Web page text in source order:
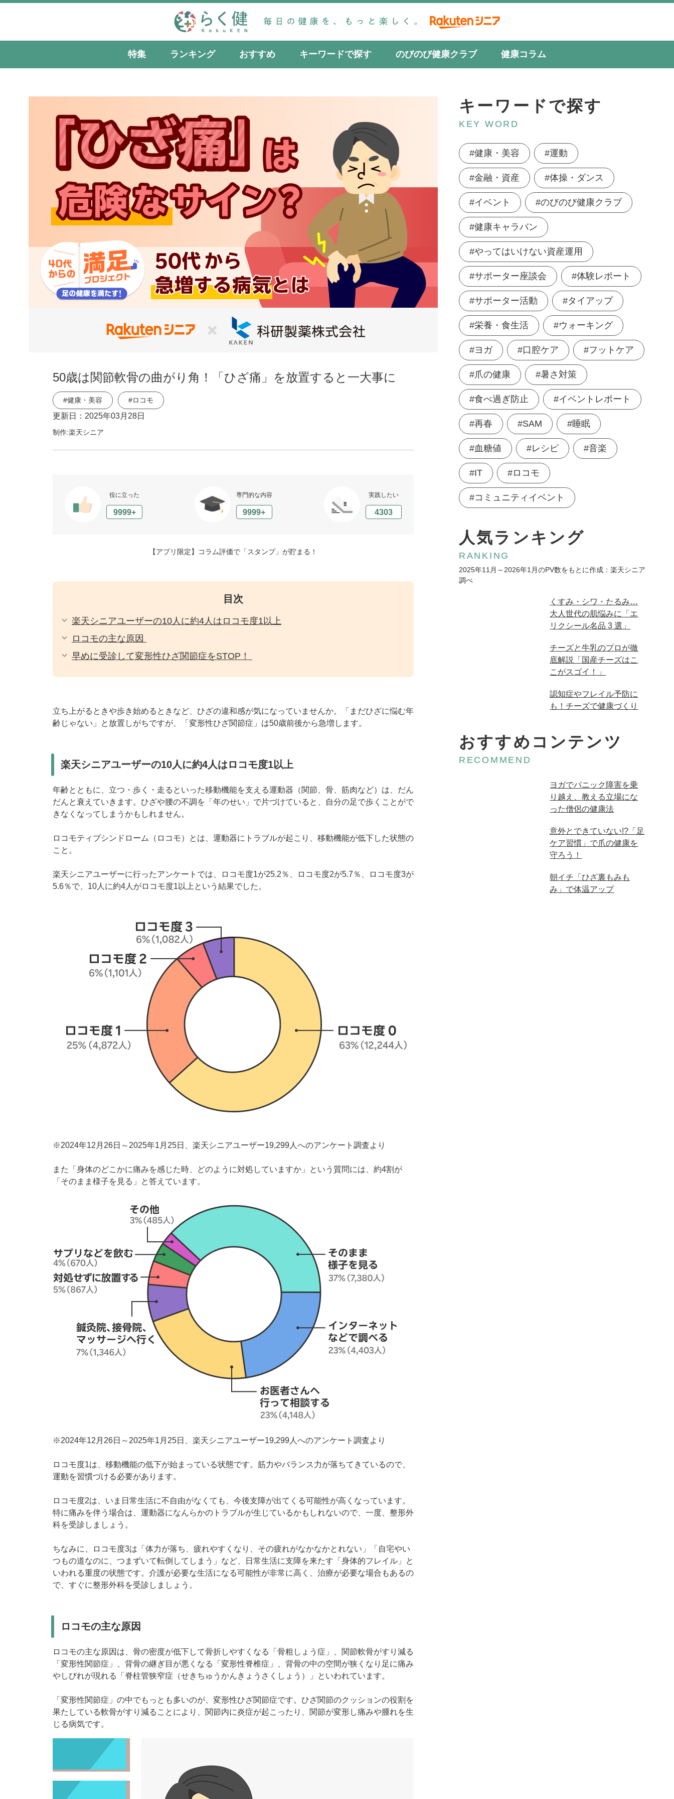
特集 ランキング おすすめ キーワードで探す のびのび健康クラブ 健康コラム
50歳は関節軟骨の曲がり角！「ひざ痛」を放置すると一大事に
#健康・美容 #ロコモ
更新日： 2025年03月28日
制作:楽天シニア
役に立った
9999+
専門的な内容
9999+
実践したい
4303
【アプリ限定】コラム評価で「スタンプ」が貯まる！
目次
楽天シニアユーザーの10人に約4人はロコモ度1以上
ロコモの主な原因
早めに受診して変形性ひざ関節症をSTOP！
立ち上がるときや歩き始めるときなど、ひざの違和感が気になっていませんか。「まだひざに悩む年
齢じゃない」と放置しがちですが、「変形性ひざ関節症」は50歳前後から急増します。
楽天シニアユーザーの10人に約4人はロコモ度1以上
年齢とともに、立つ・歩く・走るといった移動機能を支える運動器（関節、骨、筋肉など）は、だん
だんと衰えていきます。ひざや腰の不調を「年のせい」で片づけていると、自分の足で歩くことがで
きなくなってしまうかもしれません。
ロコモティブシンドローム（ロコモ）とは、運動器にトラブルが起こり、移動機能が低下した状態の
こと。
楽天シニアユーザーに行ったアンケートでは、ロコモ度1が25.2％、ロコモ度2が5.7％、ロコモ度3が
5.6％で、10人に約4人がロコモ度1以上という結果でした。
※2024年12月26日～2025年1月25日、楽天シニアユーザー19,299人へのアンケート調査より
また「身体のどこかに痛みを感じた時、どのように対処していますか」という質問には、約4割が
「そのまま様子を見る」と答えています。
※2024年12月26日～2025年1月25日、楽天シニアユーザー19,299人へのアンケート調査より
ロコモ度1は、移動機能の低下が始まっている状態です。筋力やバランス力が落ちてきているので、
運動を習慣づける必要があります。
ロコモ度2は、いま日常生活に不自由がなくても、今後支障が出てくる可能性が高くなっています。
特に痛みを伴う場合は、運動器になんらかのトラブルが生じているかもしれないので、一度、整形外
科を受診しましょう。
ちなみに、ロコモ度3は「体力が落ち、疲れやすくなり、その疲れがなかなかとれない」「自宅やい
つもの道なのに、つまずいて転倒してしまう」など、日常生活に支障を来たす「身体的フレイル」と
いわれる重度の状態です。介護が必要な生活になる可能性が非常に高く、治療が必要な場合もあるの
で、すぐに整形外科を受診しましょう。
ロコモの主な原因
ロコモの主な原因は、骨の密度が低下して骨折しやすくなる「骨粗しょう症」、関節軟骨がすり減る
「変形性関節症」、背骨の継ぎ目が悪くなる「変形性脊椎症」、背骨の中の空間が狭くなり足に痛み
やしびれが現れる「脊柱管狭窄症（せきちゅうかんきょうさくしょう）」といわれています。
「変形性関節症」の中でもっとも多いのが、変形性ひざ関節症です。ひざ関節のクッションの役割を
果たしている軟骨がすり減ることにより、関節内に炎症が起こったり、関節が変形し痛みや腫れを生
じる病気です。
キーワードで探す
KEY WORD
#健康・美容 #運動
#金融・資産 #体操・ダンス
#イベント #のびのび健康クラブ
#健康キャラバン
#やってはいけない資産運用
#サポーター座談会 #体験レポート
#サポーター活動 #タイアップ
#栄養・食生活 #ウォーキング
#ヨガ #口腔ケア #フットケア
#爪の健康 #暑さ対策
#食べ過ぎ防止 #イベントレポート
#再春 #SAM #睡眠
#血糖値 #レシピ #音楽
#IT #ロコモ
#コミュニティイベント
人気ランキング
RANKING
2025年11月～2026年1月のPV数をもとに作成：楽天シニア
調べ
くすみ・シワ・たるみ…
大人世代の肌悩みに「エ
リクシール名品 3 選」
チーズと牛乳のプロが徹
底解説「国産チーズはこ
こがスゴイ！」
認知症やフレイル予防に
も！チーズで健康づくり
おすすめコンテンツ
RECOMMEND
ヨガでパニック障害を乗
り越え、教える立場にな
った僧侶の健康法
意外とできていない!?「足
ケア習慣」で爪の健康を
守ろう！
朝イチ「ひざ裏もみも
み」で体温アップ